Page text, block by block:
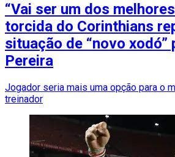
“Vai ser um dos
torcida do Corinthians
situação de “novo xodó”
Pereira
Jogador seria mais uma opção para o
treinador